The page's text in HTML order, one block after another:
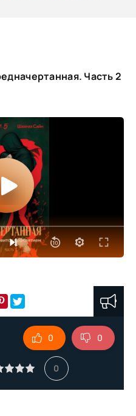
Часть 2
0
0 0